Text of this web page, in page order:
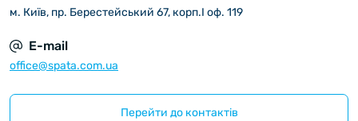
м. Київ, пр. Берестейський 67, корп.I оф. 119
E-mail
office@spata.com.ua
Перейти до контактів